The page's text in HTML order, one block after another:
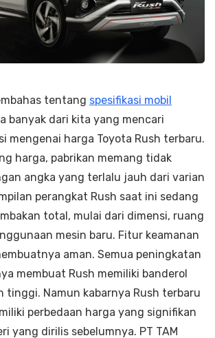
tentang spesifikasi mobil
banyak dari kita yang mencari
mengenai harga Toyota Rush terbaru.
harga, pabrikan memang tidak
angka yang terlalu jauh dari varian
perangkat Rush saat ini sedang
total, mulai dari dimensi, ruang
mesin baru. Fitur keamanan
aman. Semua peningkatan
membuat Rush memiliki banderol
tinggi. Namun kabarnya Rush terbaru
perbedaan harga yang signifikan
yang dirilis sebelumnya. PT TAM